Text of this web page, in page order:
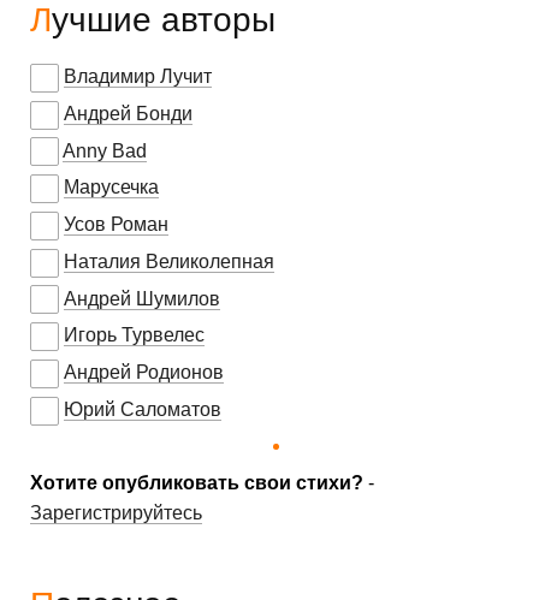
Лучшие авторы
Владимир Лучит
Андрей Бонди
Anny Bad
Марусечка
Усов Роман
Наталия Великолепная
Андрей Шумилов
Игорь Турвелес
Андрей Родионов
Юрий Саломатов
Хотите опубликовать свои стихи? -
Зарегистрируйтесь